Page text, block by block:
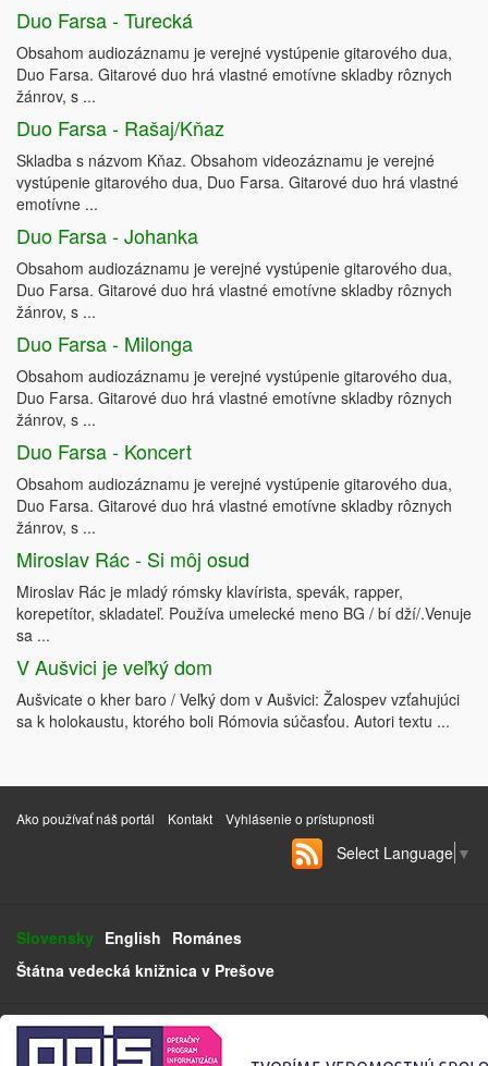
Duo Farsa - Turecká
Obsahom audiozáznamu je verejné vystúpenie gitarového dua,
Duo Farsa. Gitarové duo hrá vlastné emotívne skladby rôznych
žánrov, s ...
Duo Farsa - Rašaj/Kňaz
Skladba s názvom Kňaz. Obsahom videozáznamu je verejné
vystúpenie gitarového dua, Duo Farsa. Gitarové duo hrá vlastné
emotívne ...
Duo Farsa - Johanka
Obsahom audiozáznamu je verejné vystúpenie gitarového dua,
Duo Farsa. Gitarové duo hrá vlastné emotívne skladby rôznych
žánrov, s ...
Duo Farsa - Milonga
Obsahom audiozáznamu je verejné vystúpenie gitarového dua,
Duo Farsa. Gitarové duo hrá vlastné emotívne skladby rôznych
žánrov, s ...
Duo Farsa - Koncert
Obsahom audiozáznamu je verejné vystúpenie gitarového dua,
Duo Farsa. Gitarové duo hrá vlastné emotívne skladby rôznych
žánrov, s ...
Miroslav Rác - Si môj osud
Miroslav Rác je mladý rómsky klavírista, spevák, rapper,
korepetítor, skladateľ. Používa umelecké meno BG / bí dží/.Venuje
sa ...
V Aušvici je veľký dom
Aušvicate o kher baro / Veľký dom v Aušvici: Žalospev vzťahujúci
sa k holokaustu, ktorého boli Rómovia súčasťou. Autori textu ...
Ako používať náš portál Kontakt Vyhlásenie o prístupnosti
Select Language ▼
Slovensky English Románes
Štátna vedecká knižnica v Prešove